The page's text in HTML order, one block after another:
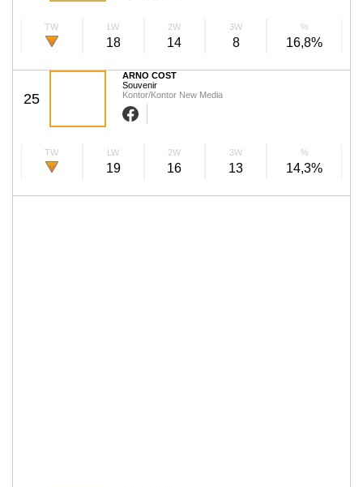
TW LW
18
2W
14
3W
8
%
16,8%
25
ARNO COST
Souvenir
Kontor/Kontor New Media
TW LW
19
2W
16
3W
13
%
14,3%